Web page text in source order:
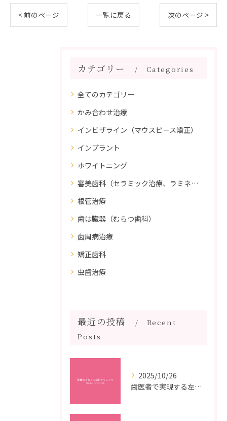
< 前のページ 一覧に戻る 次のページ >
カテゴリー Categories
全てのカテゴリー
かみ合わせ治療
インビザライン（マウスピース矯正）
インプラント
ホワイトニング
審美歯科（セラミック治療、ラミネートべニア、ダイレクトボンディング）
根管治療
歯は臓器（むらつ歯科）
歯周病治療
矯正歯科
虫歯治療
最近の投稿
Recent
Posts
2025/10/26
歯医者で実現する左右対称治療のポイントと矯正治療選びの疑問解決ガイド